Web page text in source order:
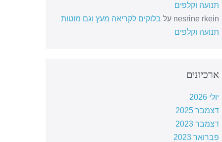
תנועה וקלפים
nesrine rkein על בלוקים לקריאה מעץ וגם מוטות
תנועה וקלפים
ארכיונים
יולי 2026
דצמבר 2025
דצמבר 2023
פברואר 2023